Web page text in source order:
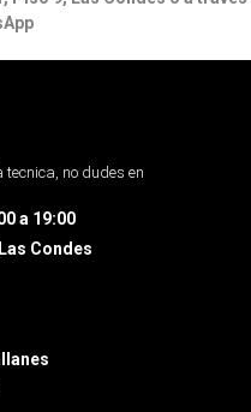
no dudes en
a 19:00
Condes